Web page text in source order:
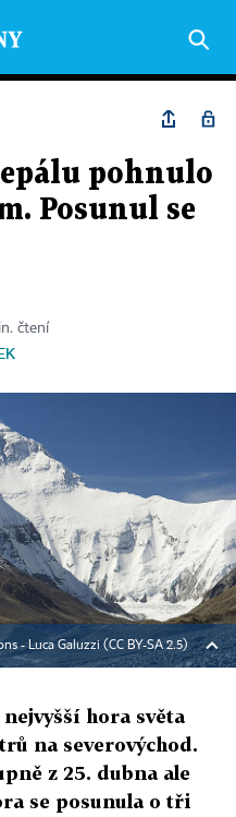
pohnulo
Posunul se
čtení
- Luca Galuzzi (CC BY-SA 2.5)
hora světa
na severovýchod.
z 25. dubna ale
se posunula o tři